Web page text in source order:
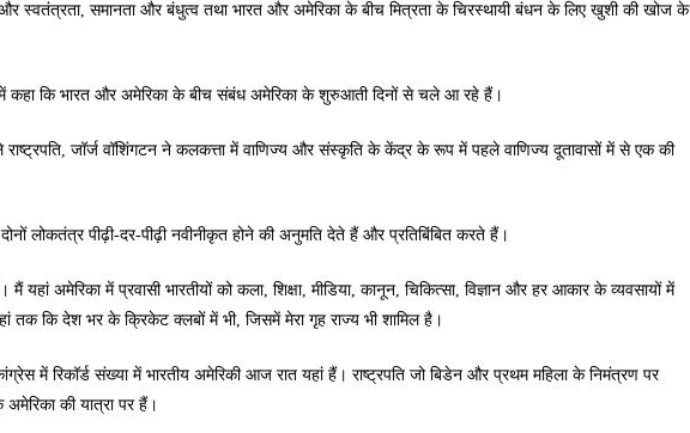
स्वतंत्रता, समानता और बंधुत्व तथा भारत और अमेरिका के बीच मित्रता के चिरस्थायी बंधन के लिए खुशी की खोज के
में कहा कि भारत और अमेरिका के बीच संबंध अमेरिका के शुरुआती दिनों से चले आ रहे हैं।
राष्ट्रपति, जॉर्ज वॉशिंगटन ने कलकत्ता में वाणिज्य और संस्कृति के केंद्र के रूप में पहले वाणिज्य दूतावासों में से एक की
लोकतंत्र पीढ़ी-दर-पीढ़ी नवीनीकृत होने की अनुमति देते हैं और प्रतिबिंबित करते हैं।
यहां अमेरिका में प्रवासी भारतीयों को कला, शिक्षा, मीडिया, कानून, चिकित्सा, विज्ञान और हर आकार के व्यवसायों में
तक कि देश भर के क्रिकेट क्लबों में भी, जिसमें मेरा गृह राज्य भी शामिल है।
में रिकॉर्ड संख्या में भारतीय अमेरिकी आज रात यहां हैं। राष्ट्रपति जो बिडेन और प्रथम महिला के निमंत्रण पर
की यात्रा पर हैं।